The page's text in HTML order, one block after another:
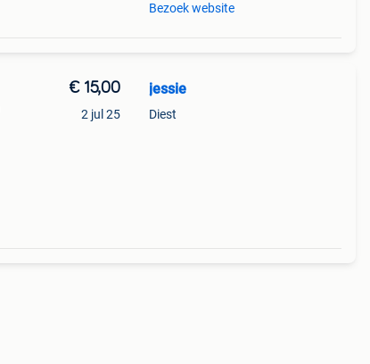
Bezoek website
€ 15,00
2 jul 25
jessie
Diest